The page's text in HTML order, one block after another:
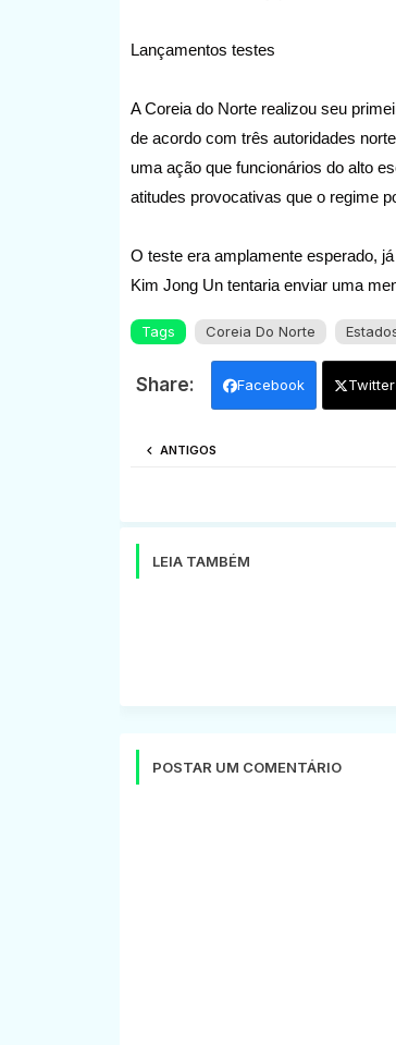
Lançamentos testes
A Coreia do Norte realizou seu
de acordo com três autoridades
uma ação que funcionários do alto
atitudes provocativas que o regime
O teste era amplamente esperado,
Kim Jong Un tentaria enviar uma
Tags Coreia Do Norte
Facebook Twitter
ANTIGOS
LEIA TAMBÉM
POSTAR UM COMENTÁRIO